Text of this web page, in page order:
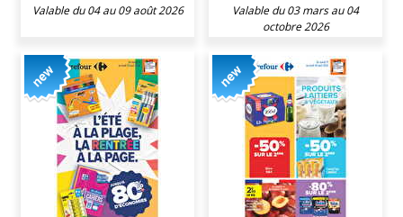
Valable du 04 au 09 août 2026
Valable du 03 mars au 04
octobre 2026